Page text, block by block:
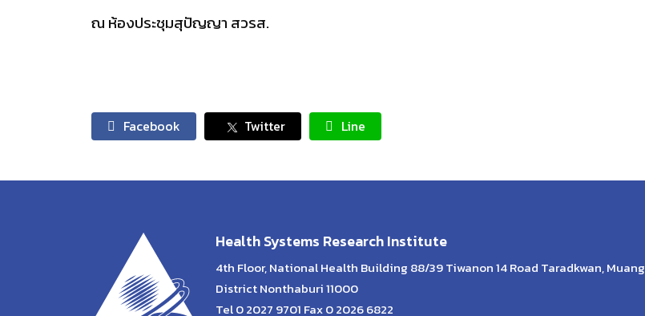
ณ ห้องประชุมสุปัญญา สวรส.
Facebook Twitter Line
Health Systems Research Institute
4th Floor, National Health Building 88/39 Tiwanon 14 Road Taradkwan, Muang
District Nonthaburi 11000
Tel 0 2027 9701 Fax 0 2026 6822